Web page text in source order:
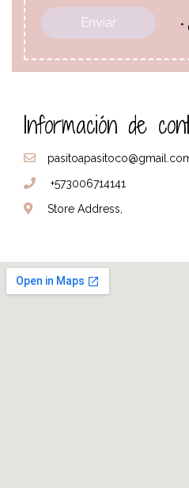
*
Información de
+573006714141
Store Address,